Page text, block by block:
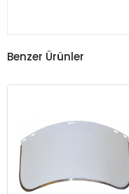
Benzer Ürünler